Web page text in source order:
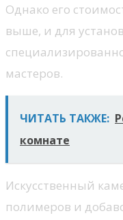
Однако его
выше, и для
мастеров.
ЧИТАТЬ ТАКЖЕ:
комнате
Искусственный
полимеров и